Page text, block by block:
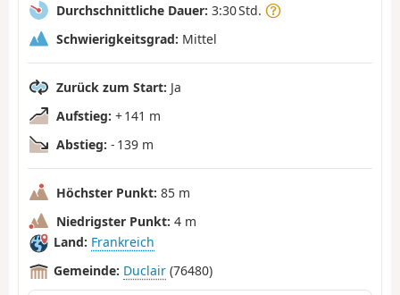
Durchschnittliche Dauer: 3:30 Std.
Schwierigkeitsgrad: Mittel
Zurück zum Start: Ja
Aufstieg: + 141 m
Abstieg: - 139 m
Höchster Punkt: 85 m
Niedrigster Punkt: 4 m
Land: Frankreich
Gemeinde: Duclair (76480)